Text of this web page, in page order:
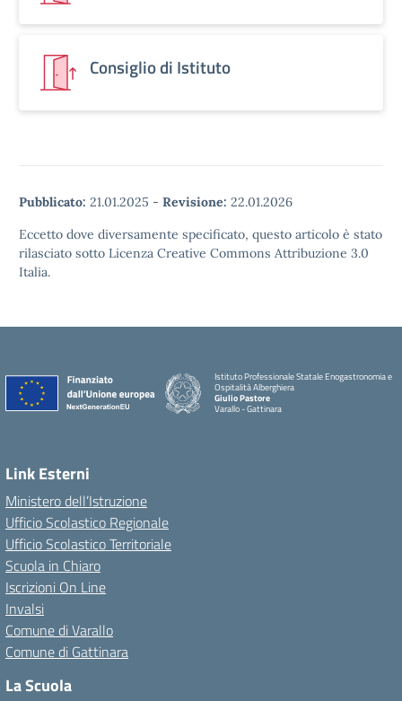
Consiglio di Istituto
Pubblicato: 21.01.2025 - Revisione: 22.01.2026
Eccetto dove diversamente specificato, questo articolo è stato
rilasciato sotto Licenza Creative Commons Attribuzione 3.0
Italia.
Istituto Professionale Statale Enogastronomia e
Ospitalità Alberghiera
Giulio Pastore
Varallo - Gattinara
Link Esterni
Ministero dell’Istruzione
Ufficio Scolastico Regionale
Ufficio Scolastico Territoriale
Scuola in Chiaro
Iscrizioni On Line
Invalsi
Comune di Varallo
Comune di Gattinara
La Scuola